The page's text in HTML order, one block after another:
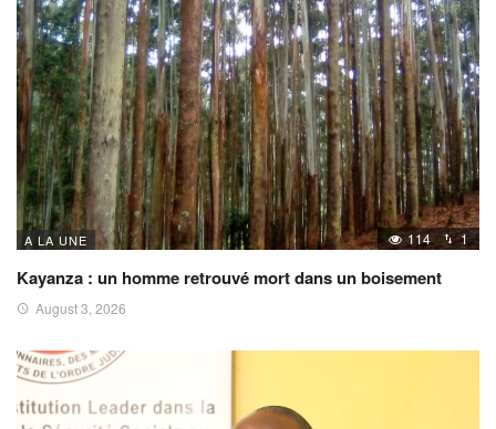
A LA UNE 114 1
Kayanza : un homme retrouvé mort dans un boisement
August 3, 2026